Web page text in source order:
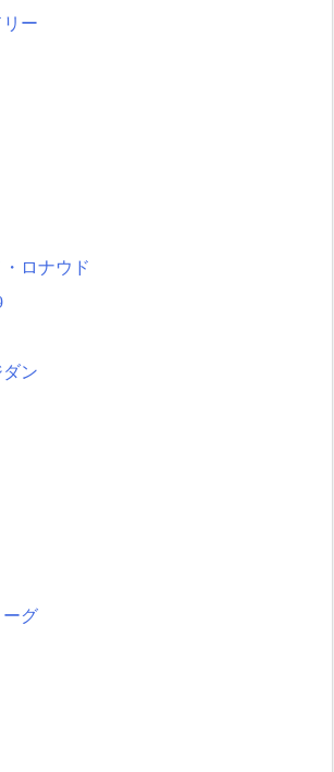
ー
ロナウド
ン
グ